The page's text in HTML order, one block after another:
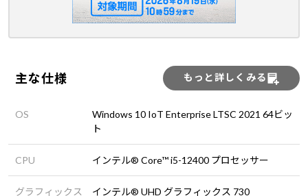
主な仕様 もっと詳しくみる
OS
Windows 10 IoT Enterprise LTSC 2021 64ビッ
ト
CPU インテル® Core™ i5-12400 プロセッサー
グラフィックス インテル® UHD グラフィックス 730